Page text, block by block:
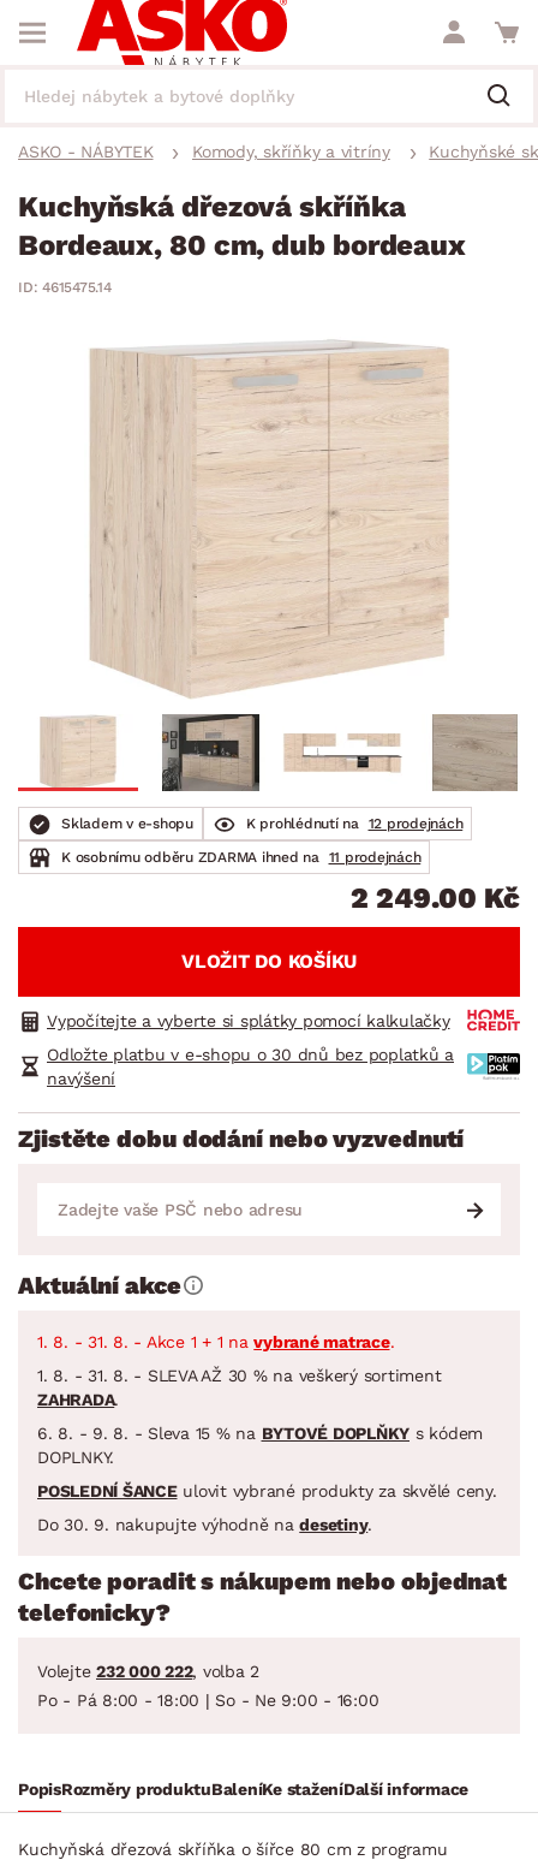
ASKO - NÁBYTEK Komody, skříňky a vitríny Kuchyňské
Kuchyňská dřezová skříňka
Bordeaux, 80 cm, dub bordeaux
ID: 4615475.14
Skladem v e-shopu K prohlédnutí na
12 prodejnách
K osobnímu odběru ZDARMA ihned na
11 prodejnách
2 249.00 Kč
VLOŽIT DO KOŠÍKU
Vypočítejte a vyberte si splátky pomocí kalkulačky
Odložte platbu v e-shopu o 30 dnů bez poplatků a
navýšení
Zjistěte dobu dodání nebo vyzvednutí
Aktuální akce
1. 8. - 31. 8. - Akce 1 + 1 navybrané matrace.
1. 8. - 31. 8. - SLEVA AŽ 30 % na veškerý sortiment
ZAHRADA.
6. 8. - 9. 8. - Sleva 15 % na BYTOVÉ DOPLŇKY s kódem
DOPLNKY.
POSLEDNÍ ŠANCEulovit vybrané produkty za skvělé ceny.
Do 30. 9. nakupujte výhodně nadesetiny.
Chcete poradit s nákupem nebo objednat
telefonicky?
Volejte 232 000 222, volba 2
Po - Pá 8:00 - 18:00 | So - Ne 9:00 - 16:00
PopisRozměry produktuBaleníKe staženíDalší informace
Kuchyňská dřezová skříňka o šířce 80 cm z programu